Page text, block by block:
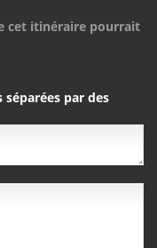
cet itinéraire pourrait
séparées par des